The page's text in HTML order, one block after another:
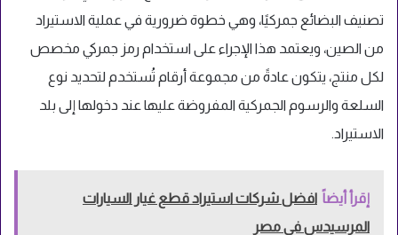
تصنيف البضائع جمركيًا، وهي خطوة ضرورية في عملية الاستيراد
من الصين، ويعتمد هذا الإجراء على استخدام رمز جمركي مخصص
لكل منتج، يتكون عادةً من مجموعة أرقام تُستخدم لتحديد نوع
السلعة والرسوم الجمركية المفروضة عليها عند دخولها إلى بلد
الاستيراد.
إقرأ أيضاً افضل شركات استيراد قطع غيار السيارات
المرسيدس في مصر